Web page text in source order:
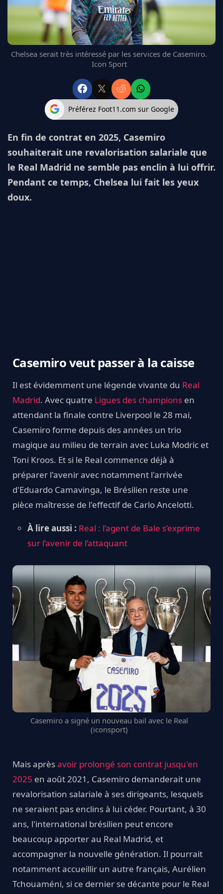
FC BARCELONE
MANCHESTER UNITED
CHELSEA
ARSENAL
BAYERN
Chelsea serait très intéressé par les services de Casemiro.
Icon Sport
Préférez Foot11.com sur Google
En fin de contrat en 2025, Casemiro
souhaiterait une revalorisation salariale que
le Real Madrid ne semble pas enclin à lui offrir.
Pendant ce temps, Chelsea lui fait les yeux
doux.
Casemiro veut passer à la caisse
Il est évidemment une légende vivante du Real
Madrid. Avec quatre Ligues des champions en
attendant la finale contre Liverpool le 28 mai,
Casemiro forme depuis des années un trio
magique au milieu de terrain avec Luka Modric et
Toni Kroos. Et si le Real commence déjà à
préparer l'avenir avec notamment l'arrivée
d'Eduardo Camavinga, le Brésilien reste une
pièce maîtresse de l'effectif de Carlo Ancelotti.
À lire aussi : Real : l’agent de Bale s’exprime
sur l’avenir de l’attaquant
Casemiro a signé un nouveau bail avec le Real
(iconsport)
Mais aprèsavoir prolongé son contrat jusqu'en
2025 en août 2021, Casemiro demanderait une
revalorisation salariale à ses dirigeants, lesquels
ne seraient pas enclins à lui céder. Pourtant, à 30
ans, l'international brésilien peut encore
beaucoup apporter au Real Madrid, et
accompagner la nouvelle génération. Il pourrait
notamment accueillir un autre français, Aurélien
Tchouaméni, si ce dernier se décante pour le Real